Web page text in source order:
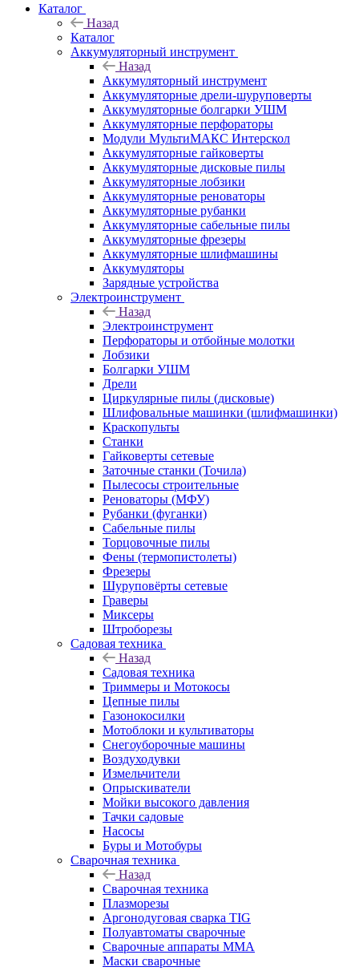
Каталог
Назад
Каталог
Аккумуляторный инструмент
Назад
Аккумуляторный инструмент
Аккумуляторные дрели-шуруповерты
Аккумуляторные болгарки УШМ
Аккумуляторные перфораторы
Модули МультиМАКС Интерскол
Аккумуляторные гайковерты
Аккумуляторные дисковые пилы
Аккумуляторные лобзики
Аккумуляторные реноваторы
Аккумуляторные рубанки
Аккумуляторные сабельные пилы
Аккумуляторные фрезеры
Аккумуляторные шлифмашины
Аккумуляторы
Зарядные устройства
Электроинструмент
Назад
Электроинструмент
Перфораторы и отбойные молотки
Лобзики
Болгарки УШМ
Дрели
Циркулярные пилы (дисковые)
Шлифовальные машинки (шлифмашинки)
Краскопульты
Станки
Гайковерты сетевые
Заточные станки (Точила)
Пылесосы строительные
Реноваторы (МФУ)
Рубанки (фуганки)
Сабельные пилы
Торцовочные пилы
Фены (термопистолеты)
Фрезеры
Шуруповёрты сетевые
Граверы
Миксеры
Штроборезы
Садовая техника
Назад
Садовая техника
Триммеры и Мотокосы
Цепные пилы
Газонокосилки
Мотоблоки и культиваторы
Снегоуборочные машины
Воздуходувки
Измельчители
Опрыскиватели
Мойки высокого давления
Тачки садовые
Насосы
Буры и Мотобуры
Сварочная техника
Назад
Сварочная техника
Плазморезы
Аргонодуговая сварка TIG
Полуавтоматы сварочные
Сварочные аппараты ММА
Маски сварочные